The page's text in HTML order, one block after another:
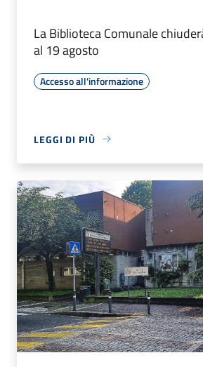
La Biblioteca Comunale
al 19 agosto
Accesso all'informazione
LEGGI DI PIÙ